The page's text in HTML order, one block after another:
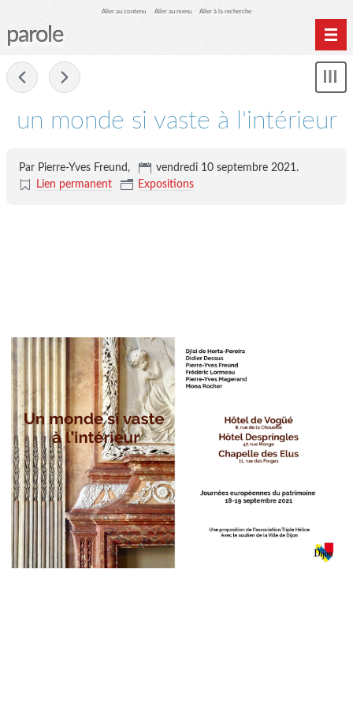
Aller au contenu Aller au menu Aller à la recherche
parole
un monde si vaste à l'intérieur
Par Pierre-Yves Freund, vendredi 10 septembre 2021.
Lien permanent
Expositions